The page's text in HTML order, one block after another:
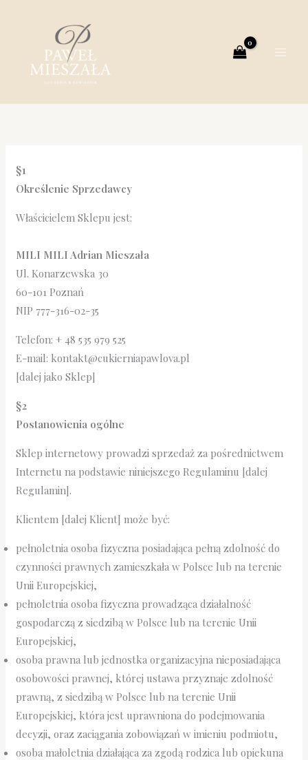
§1
Określenie Sprzedawcy
Właścicielem Sklepu jest:
MILI MILI Adrian Mieszała
Ul. Konarzewska 30
60-101 Poznań
NIP 777-316-02-35
Telefon: + 48 535 979 525
E-mail: kontakt@cukierniapawlova.pl
[dalej jako Sklep]
§2
Postanowienia ogólne
Sklep internetowy prowadzi sprzedaż za pośrednictwem
Internetu na podstawie niniejszego Regulaminu [dalej
Regulamin].
Klientem [dalej Klient] może być:
pełnoletnia osoba fizyczna posiadająca pełną zdolność do
czynności prawnych zamieszkała w Polsce lub na terenie
Unii Europejskiej,
pełnoletnia osoba fizyczna prowadząca działalność
gospodarczą z siedzibą w Polsce lub na terenie Unii
Europejskiej,
osoba prawna lub jednostka organizacyjna nieposiadająca
osobowości prawnej, której ustawa przyznaje zdolność
prawną, z siedzibą w Polsce lub na terenie Unii
Europejskiej, która jest uprawniona do podejmowania
decyzji, oraz zaciągania zobowiązań w imieniu podmiotu,
osoba małoletnia działająca za zgodą rodzica lub opiekuna